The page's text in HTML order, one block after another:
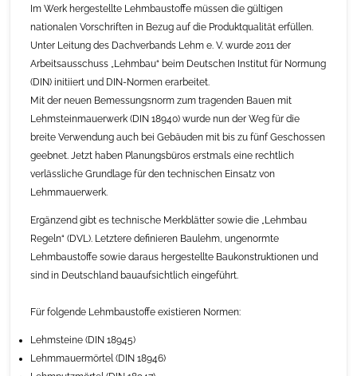
Im Werk hergestellte Lehmbaustoffe müssen die gültigen
nationalen Vorschriften in Bezug auf die Produktqualität erfüllen.
Unter Leitung des Dachverbands Lehm e. V. wurde 2011 der
Arbeitsausschuss „Lehmbau“ beim Deutschen Institut für Normung
(DIN) initiiert und DIN-Normen erarbeitet.
Mit der neuen Bemessungsnorm zum tragenden Bauen mit
Lehmsteinmauerwerk (DIN 18940) wurde nun der Weg für die
breite Verwendung auch bei Gebäuden mit bis zu fünf Geschossen
geebnet. Jetzt haben Planungsbüros erstmals eine rechtlich
verlässliche Grundlage für den technischen Einsatz von
Lehmmauerwerk.
Ergänzend gibt es technische Merkblätter sowie die „Lehmbau
Regeln“ (DVL). Letztere definieren Baulehm, ungenormte
Lehmbaustoffe sowie daraus hergestellte Baukonstruktionen und
sind in Deutschland bauaufsichtlich eingeführt.
Für folgende Lehmbaustoffe existieren Normen:
Lehmsteine (DIN 18945)
Lehmmauermörtel (DIN 18946)